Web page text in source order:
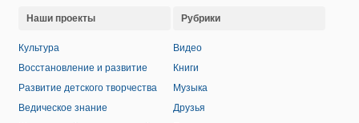
Наши проекты
Культура
Восстановление и развитие
Развитие детского творчества
Ведическое знание
Рубрики
Видео
Книги
Музыка
Друзья